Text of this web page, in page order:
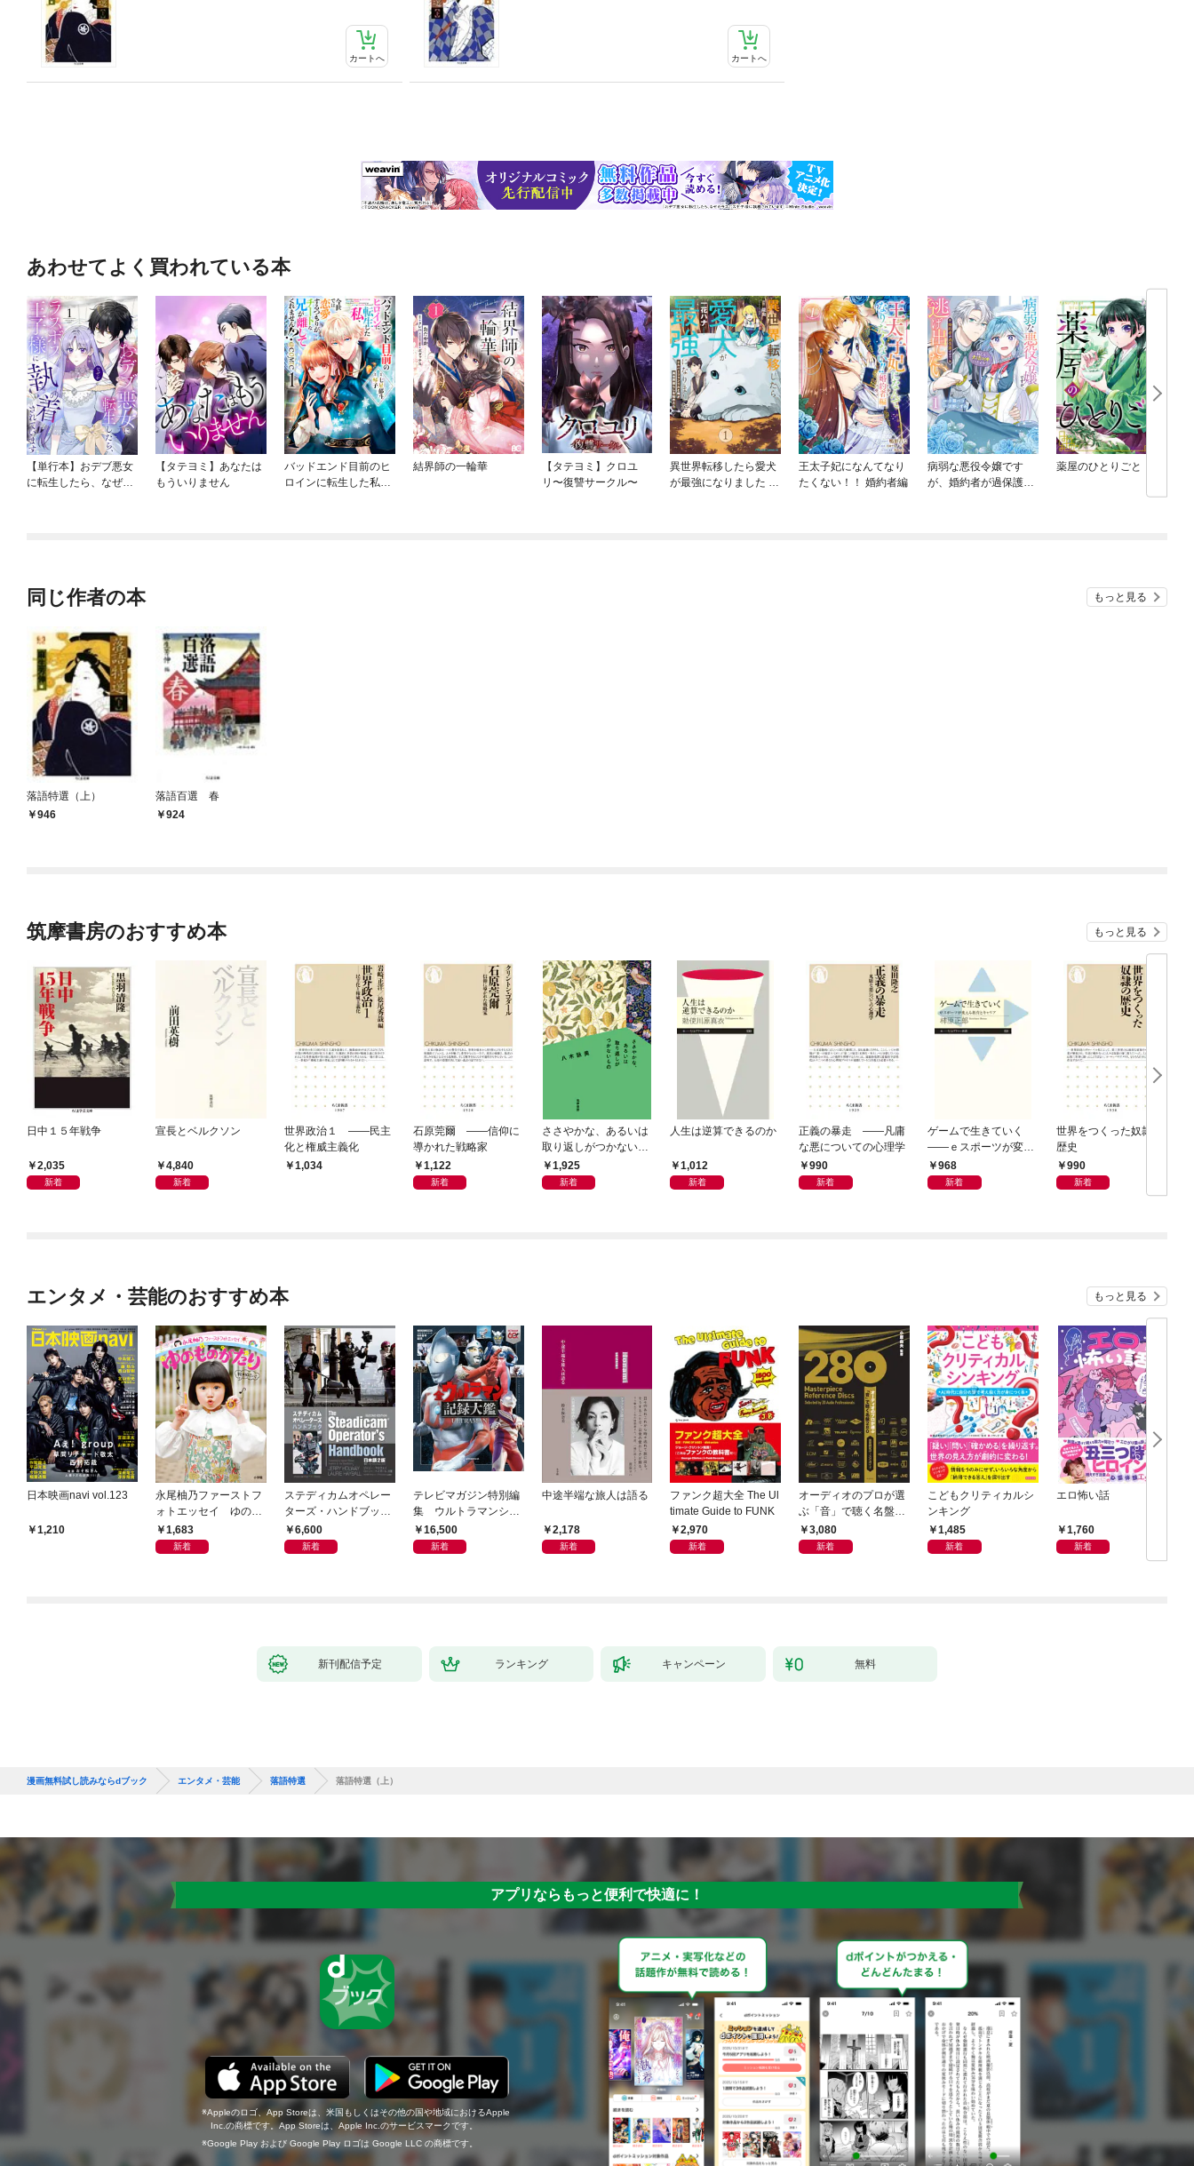
カートへ カートへ
あわせてよく買われている本
【単行本】おデブ悪女
に転生したら、なぜか
【タテヨミ】あなたは
もういりません
バッドエンド目前のヒ
ロインに転生した私、
結界師の一輪華
【タテヨミ】クロユ
リ〜復讐サークル〜
異世界転移したら愛犬
が最強になりました ～
王太子妃になんてなり
たくない！！ 婚約者編
病弱な悪役令嬢です
が、婚約者が過保護す
薬屋のひとりごと
同じ作者の本 もっと見る
落語特選（上）
946
落語百選 春
924
筑摩書房のおすすめ本 もっと見る
日中１５年戦争
2,035
新着
宣長とベルクソン
4,840
新着
世界政治１ ――民主
化と権威主義化
1,034
石原莞爾 ――信仰に
導かれた戦略家
1,122
新着
ささやかな、あるいは
取り返しがつかないも
の1,925
新着
人生は逆算できるのか
1,012
新着
正義の暴走 ――凡庸
な悪についての心理学
990
新着
ゲームで生きていく
――ｅスポーツが変え
る教育とキャリア
968
新着
世界をつくった奴隷の
歴史
990
新着
エンタメ・芸能のおすすめ本 もっと見る
日本映画navi vol.123
1,210
永尾柚乃ファーストフ
ォトエッセイ ゆのも
のがたり
1,683
新着
ステディカムオペレー
ターズ・ハンドブック
日本語版 電子版 第２
版
6,600
新着
テレビマガジン特別編
集 ウルトラマンシリ
ーズ６０周年記念 全
ウルトラマン記録大鑑
16,500
新着
中途半端な旅人は語る
2,178
新着
ファンク超大全 The Ul
timate Guide to FUNK
2,970
新着
オーディオのプロが選
ぶ「音」で聴く名盤28
0——音質探究ディス
クガイド
3,080
新着
こどもクリティカルシ
ンキング
1,485
新着
エロ怖い話
1,760
新着
新刊配信予定 ランキング キャンペーン 無料
漫画無料試し読みならdブック エンタメ・芸能 落語特選 落語特選（上）
アプリならもっと便利で快適に！
Appleのロゴ、App Storeは、米国もしくはその他の国や地域におけるApple
Inc.の商標です。App Storeは、Apple Inc.のサービスマークです。
Google Play および Google Play ロゴは Google LLC の商標です。